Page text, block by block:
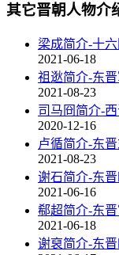
其它晋朝人物介
梁成简介-十
2021-06-18
祖逖简介-东
2021-08-23
司马冏简介-
2020-12-16
卢循简介-东
2021-08-23
谢石简介-东
2021-06-16
郗超简介-东
2021-06-18
谢裒简介-东